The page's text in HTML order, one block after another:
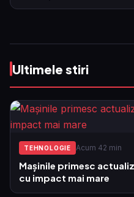
Ultimele stiri
TEHNOLOGIE Acum 42 min
Mașinile primesc
cu impact mai mare